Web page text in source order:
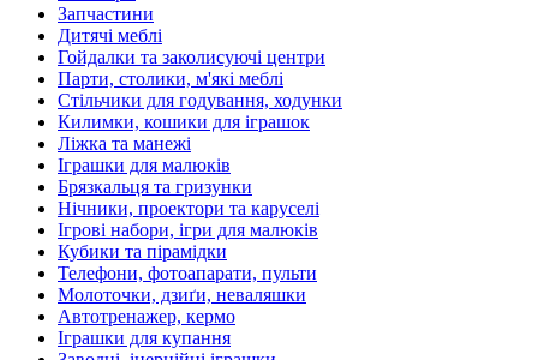
Запчастини
Дитячі меблі
Гойдалки та заколисуючі центри
Парти, столики, м'які меблі
Стільчики для годування, ходунки
Килимки, кошики для іграшок
Ліжка та манежі
Іграшки для малюків
Брязкальця та гризунки
Нічники, проектори та каруселі
Ігрові набори, ігри для малюків
Кубики та пірамідки
Телефони, фотоапарати, пульти
Молоточки, дзиґи, неваляшки
Автотренажер, кермо
Іграшки для купання